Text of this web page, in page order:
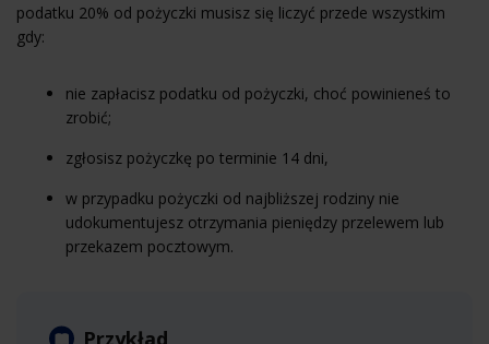
podatku 20% od pożyczki musisz się liczyć przede wszystkim
gdy:
nie zapłacisz podatku od pożyczki, choć powinieneś to
zrobić;
zgłosisz pożyczkę po terminie 14 dni,
w przypadku pożyczki od najbliższej rodziny nie
udokumentujesz otrzymania pieniędzy przelewem lub
przekazem pocztowym.
Przykład